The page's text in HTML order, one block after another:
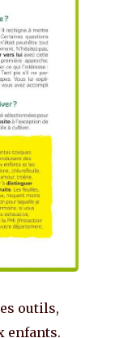
outils,
enfants.